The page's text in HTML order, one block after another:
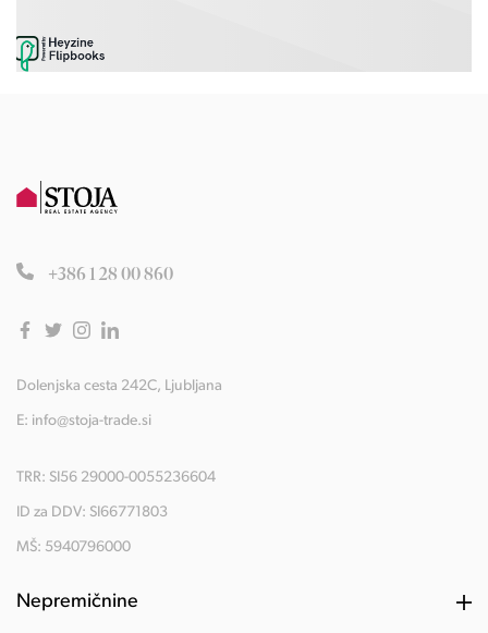
+386 1 28 00 860
Dolenjska cesta 242C, Ljubljana
E: info@stoja-trade.si
TRR: SI56 29000-0055236604
ID za DDV: SI66771803
MŠ: 5940796000
Nepremičnine